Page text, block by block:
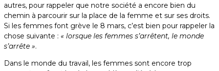
autres, pour rappeler que notre société a encore bien du
chemin à parcourir sur la place de la femme et sur ses droits.
Si les femmes font grève le 8 mars, c’est bien pour rappeler la
chose suivante : « lorsque les femmes s’arrêtent, le monde
s’arrête ».
Dans le monde du travail, les femmes sont encore trop